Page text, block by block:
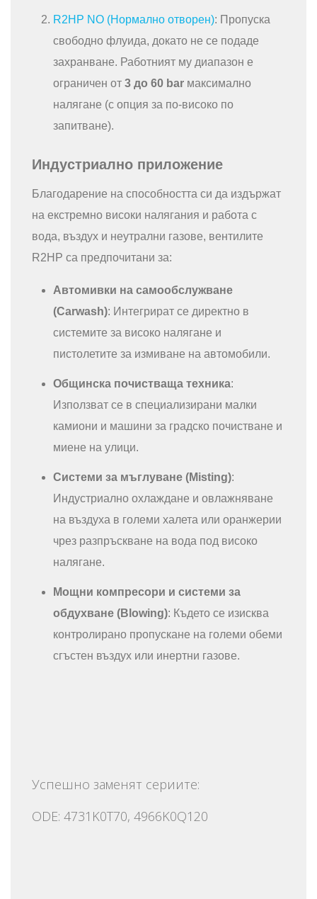
R2HP NO (Нормално отворен): Пропуска
свободно флуида, докато не се подаде
захранване. Работният му диапазон е
ограничен от 3 до 60 bar максимално
налягане (с опция за по-високо по
запитване).
Индустриално приложение
Благодарение на способността си да издържат
на екстремно високи налягания и работа с
вода, въздух и неутрални газове, вентилите
R2HP са предпочитани за:
Автомивки на самообслужване
(Carwash): Интегрират се директно в
системите за високо налягане и
пистолетите за измиване на автомобили.
Общинска почистваща техника:
Използват се в специализирани малки
камиони и машини за градско почистване и
миене на улици.
Системи за мъглуване (Misting):
Индустриално охлаждане и овлажняване
на въздуха в големи халета или оранжерии
чрез разпръскване на вода под високо
налягане.
Мощни компресори и системи за
обдухване (Blowing): Където се изисква
контролирано пропускане на големи обеми
сгъстен въздух или инертни газове.
Успешно заменят сериите:
ODE: 4731K0T70, 4966K0Q120